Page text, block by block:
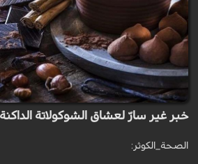
خبر غير سارّ لعشاق الشوكولاتة الداكنة
الصحة_الكوثر: